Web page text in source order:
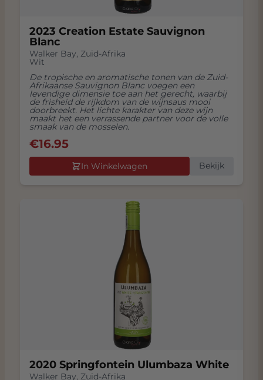
2023 Creation Estate Sauvignon
Blanc
Walker Bay, Zuid-Afrika
Wit
De tropische en aromatische tonen van de Zuid-
Afrikaanse Sauvignon Blanc voegen een
levendige dimensie toe aan het gerecht, waarbij
de frisheid de rijkdom van de wijnsaus mooi
doorbreekt. Het lichte karakter van deze wijn
maakt het een verrassende partner voor de volle
smaak van de mosselen.
€16.95
In Winkelwagen Bekijk
2020 Springfontein Ulumbaza White
Walker Bay, Zuid-Afrika